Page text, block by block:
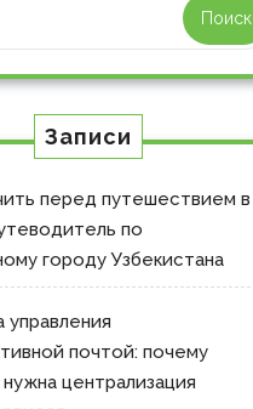
Поиск
Записи
перед путешествием в
по
городу Узбекистана
почтой: почему
централизация